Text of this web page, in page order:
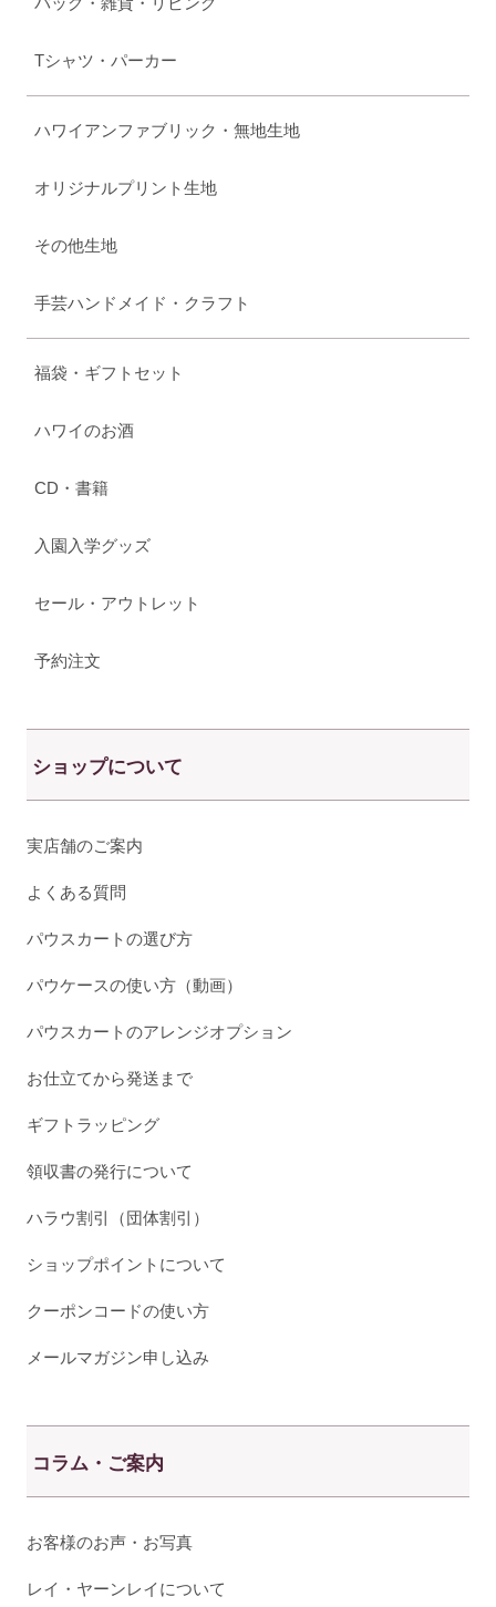
Tシャツ・パーカー
ハワイアンファブリック・無地生地
オリジナルプリント生地
その他生地
手芸ハンドメイド・クラフト
福袋・ギフトセット
ハワイのお酒
CD・書籍
入園入学グッズ
セール・アウトレット
予約注文
ショップについて
実店舗のご案内
よくある質問
パウスカートの選び方
パウケースの使い方（動画）
パウスカートのアレンジオプション
お仕立てから発送まで
ギフトラッピング
領収書の発行について
ハラウ割引（団体割引）
ショップポイントについて
クーポンコードの使い方
メールマガジン申し込み
コラム・ご案内
お客様のお声・お写真
レイ・ヤーンレイについて